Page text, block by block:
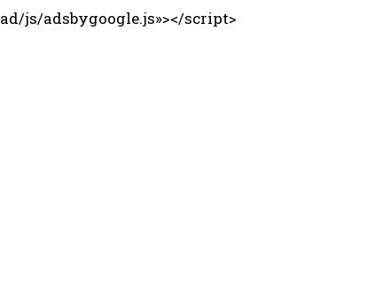
js/adsbygoogle.js»></script>